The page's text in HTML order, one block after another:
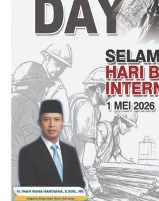
Post Views: 12